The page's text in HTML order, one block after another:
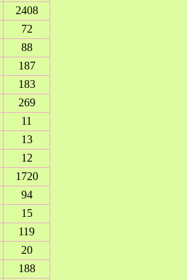
2408
72
88
187
183
269
11
13
12
1720
94
15
119
20
188